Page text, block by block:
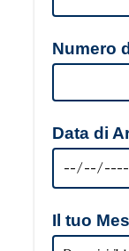
Numero
Data di
Il tuo